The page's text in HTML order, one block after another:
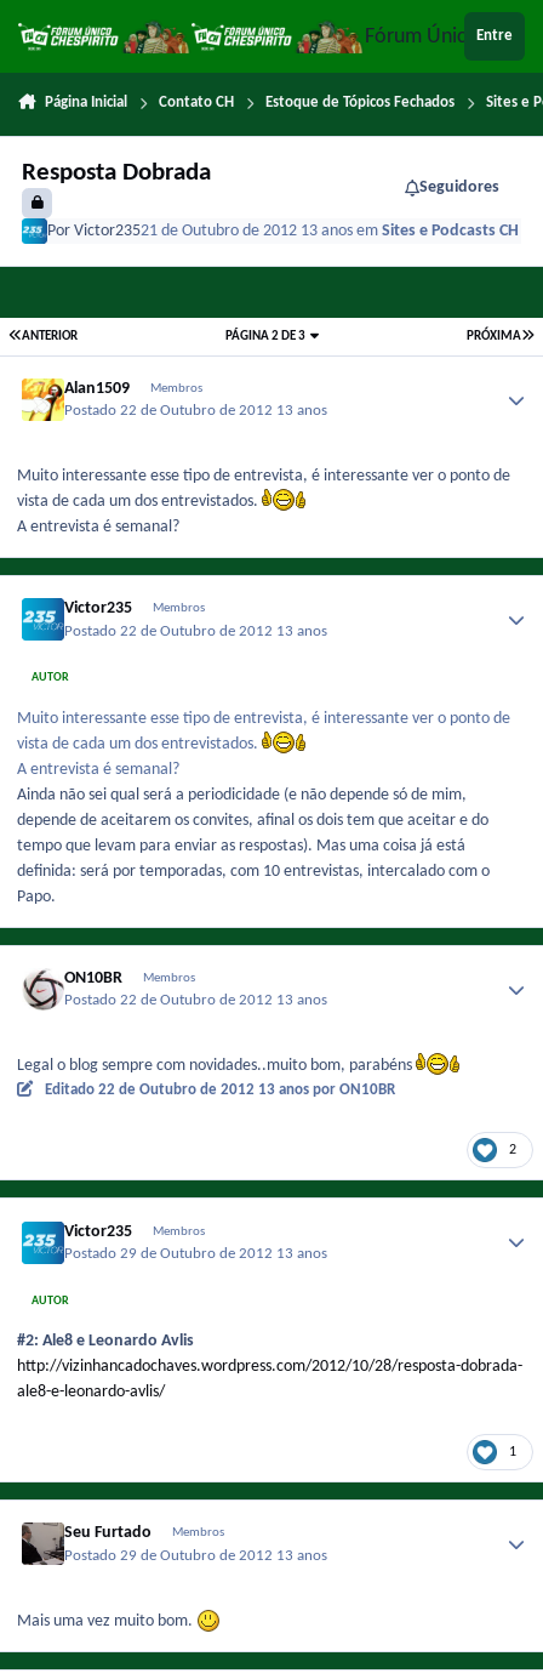
Fórum ÚnicoEntre
Página Inicial Contato CH Estoque de Tópicos Fechados Sites e
Resposta Dobrada
Seguidores
PorVictor23521 de Outubro de 2012 13 anosemSites e Podcasts CH
ANTERIOR PRÓXIMA
PÁGINA 2 DE 3
Alan1509 Membros
Postado22 de Outubro de 2012 13 anos
Muito interessante esse tipo de entrevista, é interessante ver o ponto de
vista de cada um dos entrevistados.
A entrevista é semanal?
Victor235 Membros
Postado22 de Outubro de 2012 13 anos
AUTOR
Muito interessante esse tipo de entrevista, é interessante ver o ponto de
vista de cada um dos entrevistados.
A entrevista é semanal?
Ainda não sei qual será a periodicidade (e não depende só de mim,
depende de aceitarem os convites, afinal os dois tem que aceitar e do
tempo que levam para enviar as respostas). Mas uma coisa já está
definida: será por temporadas, com 10 entrevistas, intercalado com o
Papo.
ON10BR Membros
Postado22 de Outubro de 2012 13 anos
Legal o blog sempre com novidades..muito bom, parabéns
Editado 22 de Outubro de 2012 13 anos por ON10BR
2
Victor235 Membros
Postado29 de Outubro de 2012 13 anos
AUTOR
#2: Ale8 e Leonardo Avlis
http://vizinhancadochaves.wordpress.com/2012/10/28/resposta-dobrada-
ale8-e-leonardo-avlis/
1
Seu Furtado Membros
Postado29 de Outubro de 2012 13 anos
Mais uma vez muito bom.